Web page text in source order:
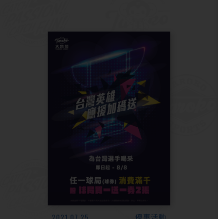
2021.07.25 優惠活動